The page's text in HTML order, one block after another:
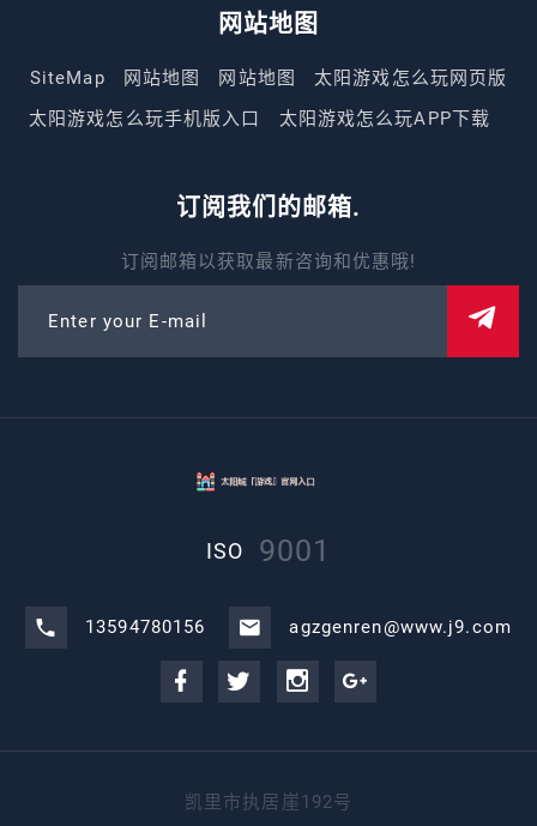
网站地图
SiteMap 网站地图 网站地图
太阳游戏怎么玩网页版
太阳游戏怎么玩手机版入口
太阳游戏怎么玩APP下载
订阅我们的邮箱.
订阅邮箱以获取最新咨询和优惠哦!
Enter your E-mail
ISO 9001
13594780156 agzgenren@www.j9.com
凯里市执居崖192号